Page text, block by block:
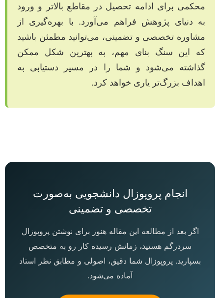
محکمی برای ادامه تحصیل در مقاطع بالاتر و ورود
به دنیای پژوهش فراهم می‌آورد. با بهره‌گیری از
مشاوره تخصصی و تضمینی، می‌توانید مطمئن باشید
که این سنگ بنای مهم، به بهترین شکل ممکن
گذاشته می‌شود و شما را در مسیر دستیابی به
اهداف بزرگ‌تر یاری خواهد کرد.
انجام پروپوزال دانشجویی به‌صورت
تخصصی و تضمینی
اگر بعد از مطالعه این مقاله هنوز برای نوشتن پروپوزال
سردرگم هستید، زمانش رسیده کار رو به متخصص
بسپارید. پروپوزال شما دقیق، اصولی و مطابق نظر استاد
آماده می‌شود.